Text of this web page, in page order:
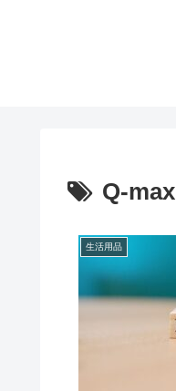
Q-max
生活用品